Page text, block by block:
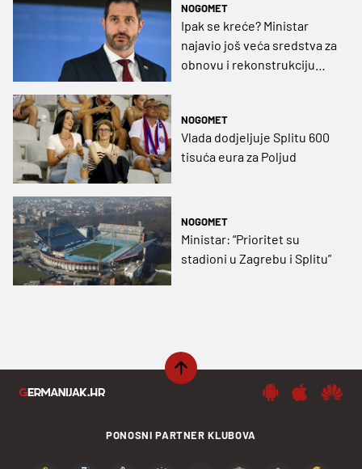
NOGOMET
Ipak se kreće? Ministar
najavio još veća sredstva za
obnovu i rekonstrukciju
NOGOMET
Vlada dodjeljuje Splitu 600
tisuća eura za Poljud
NOGOMET
Ministar: “Prioritet su
stadioni u Zagrebu i Splitu”
PONOSNI PARTNER KLUBOVA